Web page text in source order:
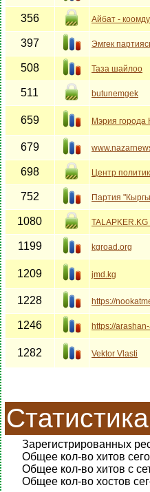
356 Айбат -
397 Эмгек
508 Таза шайлоо
511 butunemgek
659 Мэрия города
679
698 Центр
752 Партия
1080
1199 kgroad.org
1209 jmd.kg
1228 https://
1246 https://
1282 Vektor Vlasti
Зарегистрированных
Общее кол-во хитов
Общее кол-во хитов с
Общее кол-во хостов